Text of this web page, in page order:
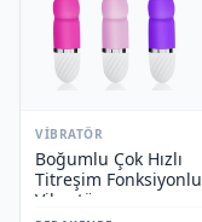
VIBRATÖR
Boğumlu Çok Hızlı
Titreşim Fonksiyonlu
Vibratör